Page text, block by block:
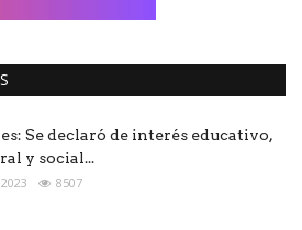
Se declaró de interés educativo,
y social...
8507